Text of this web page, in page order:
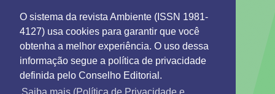
O sistema da revista Ambiente (ISSN 1981-
4127) usa cookies para garantir que você
obtenha a melhor experiência. O uso dessa
informação segue a política de privacidade
definida pelo Conselho Editorial.
This work is licensed under a License
Creative
Commons Attribution 4.0 International.
Environment: Management and Development
Rua 7 de Setembro 231 - Bairro Canarinho ZIP Code.
69306-530